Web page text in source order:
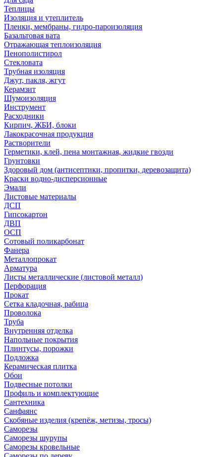
Теплицы
Изоляция и утеплитель
Пленки, мембраны, гидро-пароизоляция
Базальтовая вата
Отражающая теплоизоляция
Пенополистирол
Стекловата
Трубная изоляция
Джут, пакля, жгут
Керамзит
Шумоизоляция
Инструмент
Расходники
Кирпич, ЖБИ, блоки
Лакокрасочная продукция
Растворители
Герметики, клей, пена монтажная, жидкие гвозди
Грунтовки
Здоровый дом (антисептики, пропитки, деревозащита)
Краски водно-дисперсионные
Эмали
Листовые материалы
ДСП
Гипсокартон
ДВП
ОСП
Сотовый поликарбонат
Фанера
Металлопрокат
Арматура
Листы металлические (листовой металл)
Перфорация
Прокат
Сетка кладочная, рабица
Проволока
Труба
Внутренняя отделка
Напольные покрытия
Плинтусы, порожки
Подложка
Керамическая плитка
Обои
Подвесные потолки
Профиль и комплектующие
Сантехника
Санфаянс
Скобяные изделия (крепёж, метизы, тросы)
Саморезы
Саморезы шурупы
Саморезы кровельные